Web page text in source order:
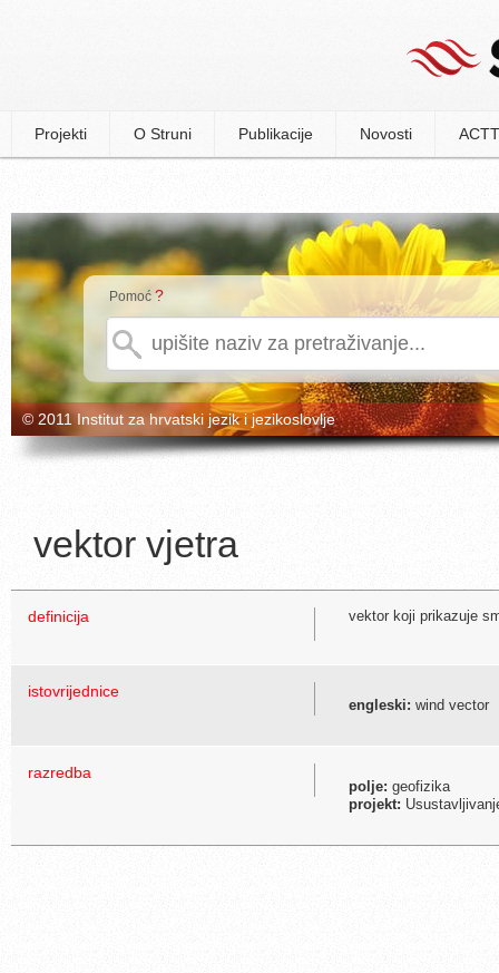
Projekti O Struni Publikacije Novosti
Pomoć ?
© 2011 Institut za hrvatski jezik i jezikoslovlje
vektor vjetra
definicija vektor koji prikazuje
istovrijednice
engleski: wind vector
razredba
polje: geofizika
projekt: